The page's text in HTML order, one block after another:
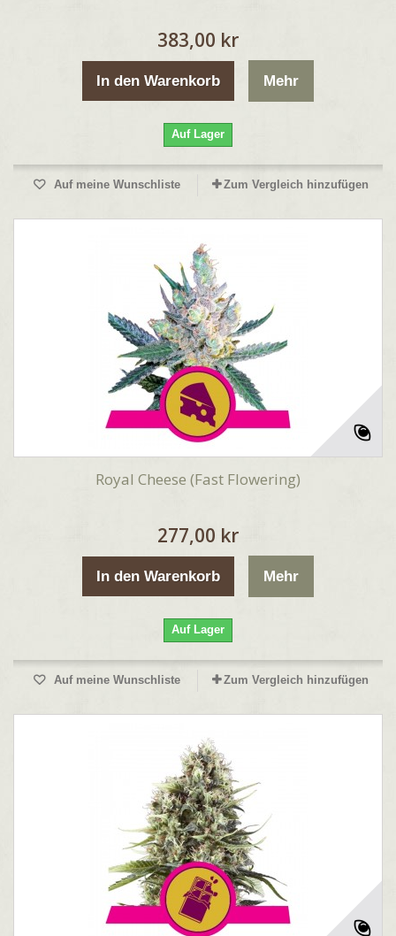
383,00 kr
In den Warenkorb Mehr
Auf Lager
Auf meine Wunschliste Zum Vergleich hinzufügen
Royal Cheese (Fast Flowering)
277,00 kr
In den Warenkorb Mehr
Auf Lager
Auf meine Wunschliste Zum Vergleich hinzufügen